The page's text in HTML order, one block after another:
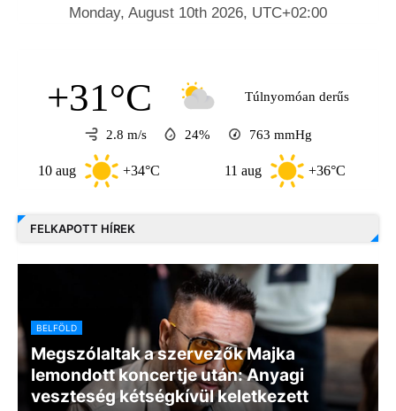
+31°C Túlnyomóan derűs
2.8 m/s 24% 763 mmHg
+34°C +36°C
FELKAPOTT HÍREK
BELFÖLD
Megszólaltak a szervezők Majka
lemondott koncertje után: Anyagi
veszteség kétségkívül keletkezett